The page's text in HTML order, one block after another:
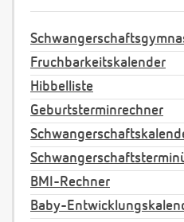
Fruchbarkeitskalender
Hibbelliste
Geburtsterminrechner
BMI-Rechner
Baby-